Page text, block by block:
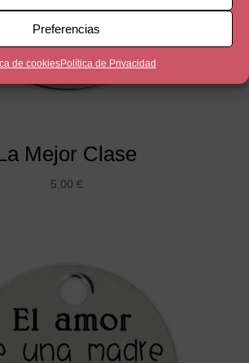
Preferencias
de cookiesPolítica de Privacidad
Mejor Clase
5,00 €